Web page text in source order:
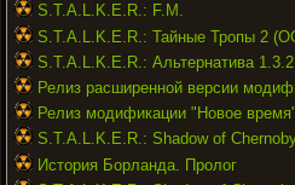
S.T.A.L.K.E.R.: F.M.
S.T.A.L.K.E.R.: Тайные Тропы 2
S.T.A.L.K.E.R.: Альтернатива 1.3.2
Релиз расширенной версии
Релиз модификации "Новое
S.T.A.L.K.E.R.: Shadow of
История Борланда. Пролог